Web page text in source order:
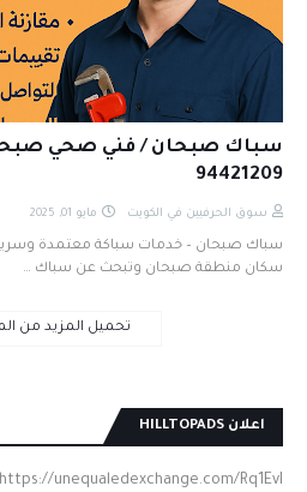
سباك صبحان / فني صحي
94421209
سوق الحرفيين في الكويت مايو 01, 2025
سباك صبحان – خدمات سباكة معتمدة
سكان منطقة صبحان وتبحث عن سباك …
تحميل المزيد من
اعلان HILLTOPADS
https://unequaledexchange.com/Rq1EvI